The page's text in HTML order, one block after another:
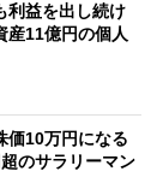
利益を出し続け
産11億円の個人
価10万円になる
のサラリーマン